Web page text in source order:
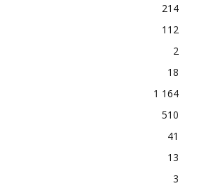
214
112
2
18
1 164
510
41
13
3